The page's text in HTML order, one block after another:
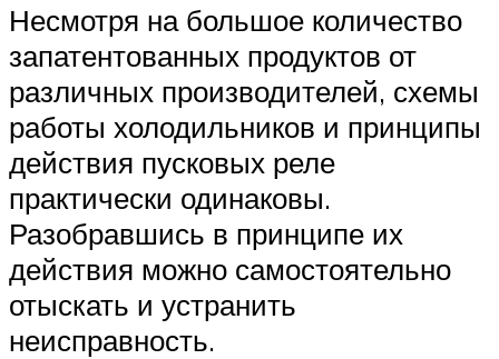
Несмотря на большое количество
запатентованных продуктов от
различных производителей, схемы
работы холодильников и принципы
действия пусковых реле
практически одинаковы.
Разобравшись в принципе их
действия можно самостоятельно
отыскать и устранить
неисправность.